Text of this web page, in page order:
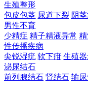
生殖整形
包皮包茎 尿道下裂 阴
男性不育
少精症 精子精液异常
性传播疾病
尖锐湿疣 软下疳 生殖
泌尿结石
前列腺结石 肾结石 输